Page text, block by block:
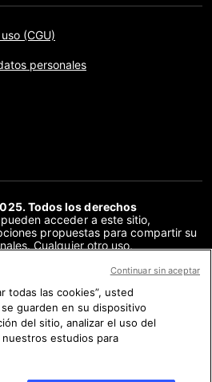
(CGU)
personales
Todos los derechos
acceder a este sitio,
propuestas para compartir su
Cualquier otro uso,
de este sitio, en su totalidad o en
con la AFP, está estrictamente
en cada verificación se
tanto en cuanto son necesarios para
la verificación en cuestión. La AFP
los autores ni sobre los
estos contenidos de terceras
todas las cookies”, usted
guarden en su dispositivo
del sitio, analizar el uso del
estudios para
Continuar sin aceptar